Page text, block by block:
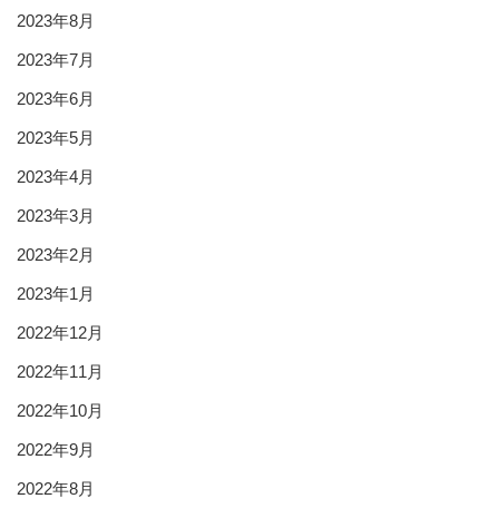
2023年8月
2023年7月
2023年6月
2023年5月
2023年4月
2023年3月
2023年2月
2023年1月
2022年12月
2022年11月
2022年10月
2022年9月
2022年8月